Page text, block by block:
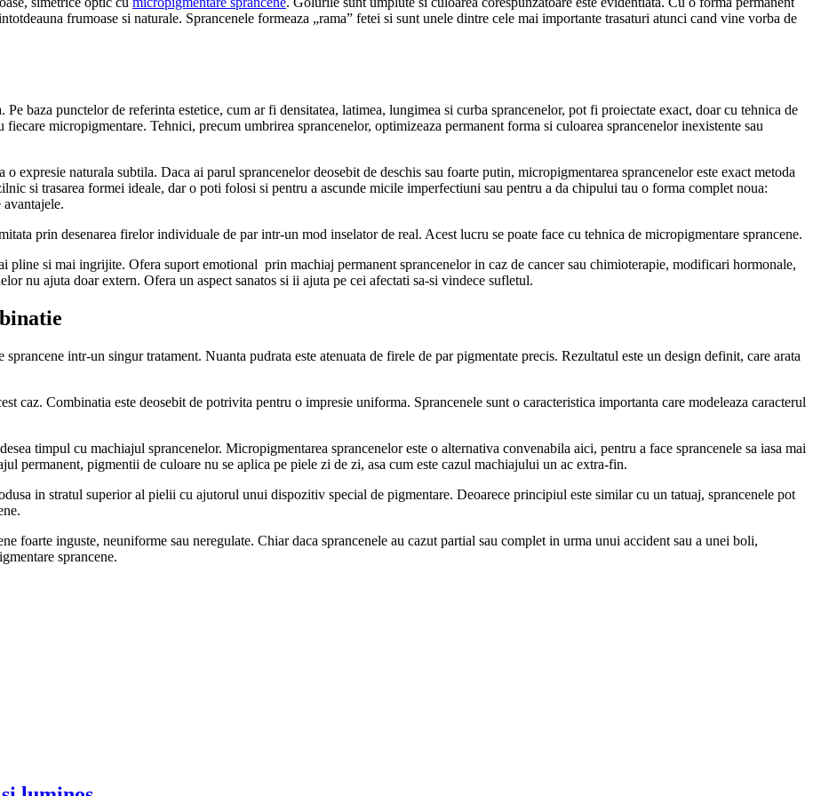
frumoase si naturale. Sprancenele formeaza „rama” fetei si sunt unele dintre cele mai importante trasaturi atunci cand vine vorba de
baza punctelor de referinta estetice, cum ar fi densitatea, latimea, lungimea si curba sprancenelor, pot fi proiectate exact, doar cu tehnica de
fiecare micropigmentare. Tehnici, precum umbrirea sprancenelor, optimizeaza permanent forma si culoarea sprancenelor inexistente sau
expresie naturala subtila. Daca ai parul sprancenelor deosebit de deschis sau foarte putin, micropigmentarea sprancenelor este exact metoda
si trasarea formei ideale, dar o poti folosi si pentru a ascunde micile imperfectiuni sau pentru a da chipului tau o forma complet noua:
prin desenarea firelor individuale de par intr-un mod inselator de real. Acest lucru se poate face cu tehnica de micropigmentare sprancene.
pline si mai ingrijite. Ofera suport emotional prin machiaj permanent sprancenelor in caz de cancer sau chimioterapie, modificari hormonale,
nu ajuta doar extern. Ofera un aspect sanatos si ii ajuta pe cei afectati sa-si vindece sufletul.
intr-un singur tratament. Nuanta pudrata este atenuata de firele de par pigmentate precis. Rezultatul este un design definit, care arata
caz. Combinatia este deosebit de potrivita pentru o impresie uniforma. Sprancenele sunt o caracteristica importanta care modeleaza caracterul
timpul cu machiajul sprancenelor. Micropigmentarea sprancenelor este o alternativa convenabila aici, pentru a face sprancenele sa iasa mai
permanent, pigmentii de culoare nu se aplica pe piele zi de zi, asa cum este cazul machiajului un ac extra-fin.
in stratul superior al pielii cu ajutorul unui dispozitiv special de pigmentare. Deoarece principiul este similar cu un tatuaj, sprancenele pot
foarte inguste, neuniforme sau neregulate. Chiar daca sprancenele au cazut partial sau complet in urma unui accident sau a unei boli,
sprancene.